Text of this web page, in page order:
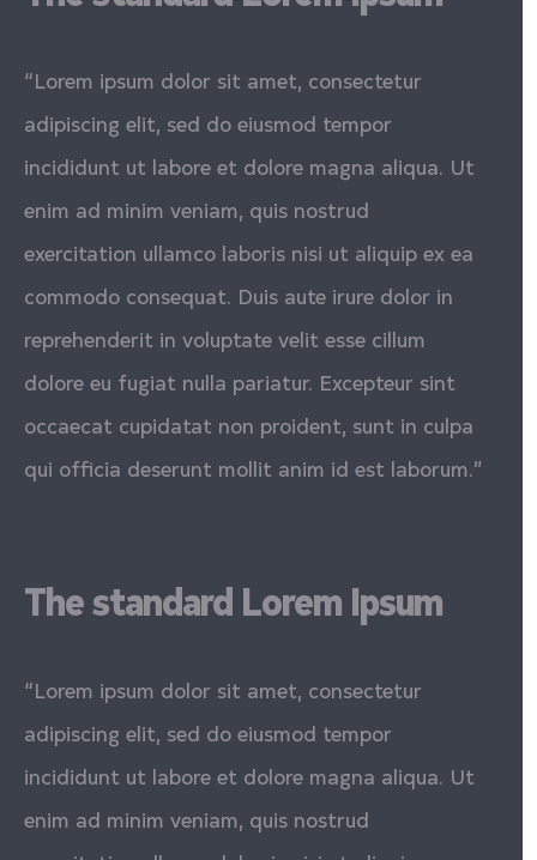
“Lorem ipsum dolor sit amet, consectetur
adipiscing elit, sed do eiusmod tempor
incididunt ut labore et dolore magna aliqua. Ut
enim ad minim veniam, quis nostrud
exercitation ullamco laboris nisi ut aliquip ex ea
commodo consequat. Duis aute irure dolor in
reprehenderit in voluptate velit esse cillum
dolore eu fugiat nulla pariatur. Excepteur sint
occaecat cupidatat non proident, sunt in culpa
qui officia deserunt mollit anim id est laborum.”
The standard Lorem Ipsum
“Lorem ipsum dolor sit amet, consectetur
adipiscing elit, sed do eiusmod tempor
incididunt ut labore et dolore magna aliqua. Ut
enim ad minim veniam, quis nostrud